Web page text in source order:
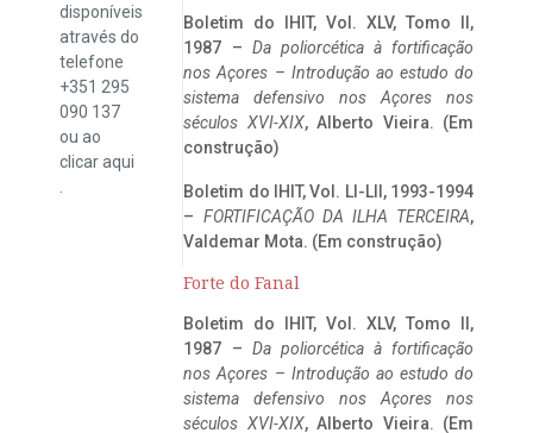
disponíveis
através do
telefone
+351 295
090 137
ou ao
clicaraqui
Boletim do IHIT, Vol. XLV, Tomo II,
1987 – Da poliorcética à fortificação
nos Açores – Introdução ao estudo do
sistema defensivo nos Açores nos
séculos XVI-XIX, Alberto Vieira. (Em
construção)
Boletim do IHIT, Vol. LI-LII, 1993-1994
– FORTIFICAÇÃO DA ILHA TERCEIRA,
Valdemar Mota. (Em construção)
Forte do Fanal
Boletim do IHIT, Vol. XLV, Tomo II,
1987 – Da poliorcética à fortificação
nos Açores – Introdução ao estudo do
sistema defensivo nos Açores nos
séculos XVI-XIX, Alberto Vieira. (Em